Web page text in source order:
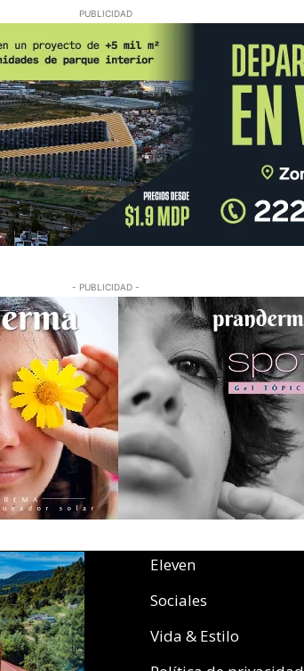
PUBLICIDAD
- PUBLICIDAD -
Eleven
Sociales
Vida & Estilo